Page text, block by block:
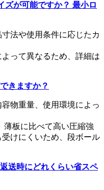
ズが可能ですか？ 最小ロ
法や使用条件に応じたカ
って異なるため、詳細は
きますか？
物重量、使用環境によっ
薄板に比べて高い圧縮強
けにくいため、段ボール
送時にどれくらい省スペ